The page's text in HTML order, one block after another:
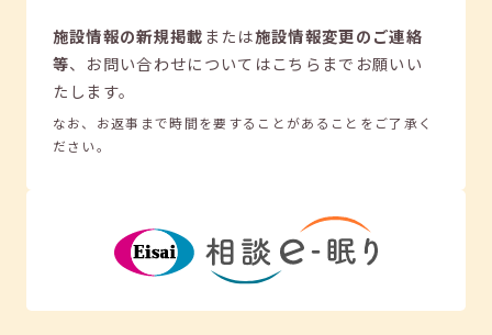
施設情報の新規掲載または施設情報変更のご連絡
等、 お問い合わせについてはこちらまでお願いい
たします。
なお、お返事まで時間を要することがあることをご了承く
ださい。